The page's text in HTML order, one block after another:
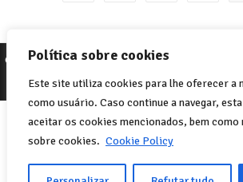
Política sobre cookies
Este site utiliza cookies para lhe oferecer a
como usuário. Caso continue a navegar,
aceitar os cookies mencionados, bem
sobre cookies. Cookie Policy
© 2022 Net-One.org. Todos os direitos
Política de Privacidade
Italiano English(
Français(Francês
Español
Espanhol